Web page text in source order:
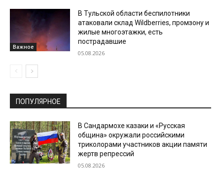
Важное
В Тульской области беспилотники
атаковали склад Wildberries, промзону и
жилые многоэтажки, есть
пострадавшие
05.08.2026
ПОПУЛЯРНОЕ
В Сандармохе казаки и «Русская
община» окружали российскими
триколорами участников акции памяти
жертв репрессий
05.08.2026